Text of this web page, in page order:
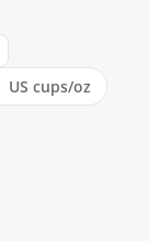
US cups/oz